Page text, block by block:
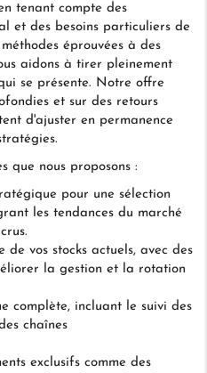
tenant compte des
et des besoins particuliers de
éprouvées à des
aidons à tirer pleinement
se présente. Notre offre
et sur des retours
d'ajuster en permanence
que nous proposons :
pour une sélection
les tendances du marché
vos stocks actuels, avec des
la gestion et la rotation
complète, incluant le suivi des
chaînes
exclusifs comme des